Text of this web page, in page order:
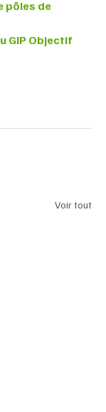
pôles de
GIP Objectif
Voir tout